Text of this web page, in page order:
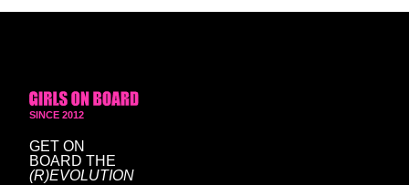
SINCE 2012
GET ON
BOARD THE
(R)EVOLUTION